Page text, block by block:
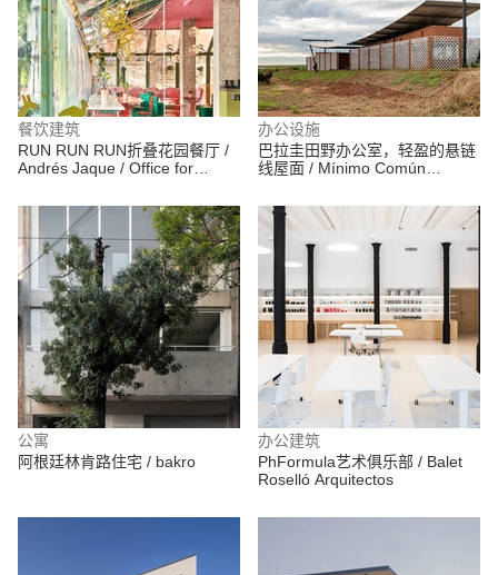
餐饮建筑
RUN RUN RUN折叠花园餐厅 /
Andrés Jaque / Office for
办公设施
巴拉圭田野办公室，轻盈的悬链
线屋面 / Mínimo Común
公寓
阿根廷林肯路住宅 / bakro
办公建筑
PhFormula艺术俱乐部 / Balet
Roselló Arquitectos